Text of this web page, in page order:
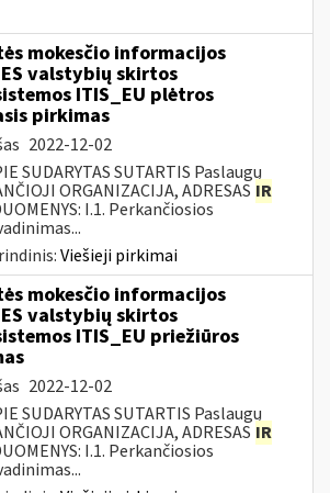
mokesčio informacijos
valstybių skirtos
ITIS_EU plėtros
pirkimas
2022-12-02
SUDARYTAS SUTARTIS Paslaugų
ORGANIZACIJA, ADRESAS IR
I.1. Perkančiosios
Viešieji pirkimai
mokesčio informacijos
valstybių skirtos
ITIS_EU priežiūros
2022-12-02
SUDARYTAS SUTARTIS Paslaugų
ORGANIZACIJA, ADRESAS IR
I.1. Perkančiosios